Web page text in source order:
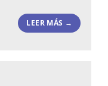
LEER MÁS →